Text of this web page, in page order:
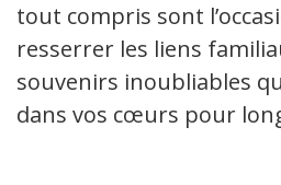
tout compris sont
resserrer les liens
souvenirs inoubliables
dans vos cœurs pour